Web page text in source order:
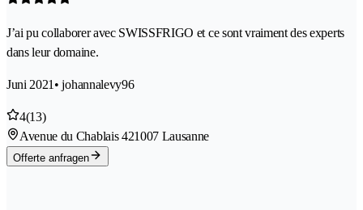
J’ai pu collaborer avec SWISSFRIGO et ce sont vraiment des experts
dans leur domaine.
Juni 2021 • johannalevy96
4(13)
Avenue du Chablais 421007 Lausanne
Offerte anfragen